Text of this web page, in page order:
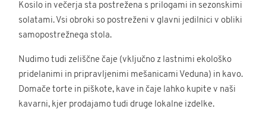
Kosilo in večerja sta postrežena s prilogami in sezonskimi
solatami. Vsi obroki so postreženi v glavni jedilnici v obliki
samopostrežnega stola.
Nudimo tudi zeliščne čaje (vključno z lastnimi ekološko
pridelanimi in pripravljenimi mešanicami Veduna) in kavo.
Domače torte in piškote, kave in čaje lahko kupite v naši
kavarni, kjer prodajamo tudi druge lokalne izdelke.